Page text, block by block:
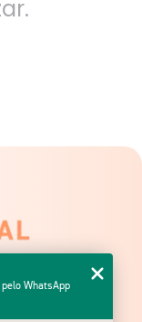
e online,
atividades.
WhatsApp